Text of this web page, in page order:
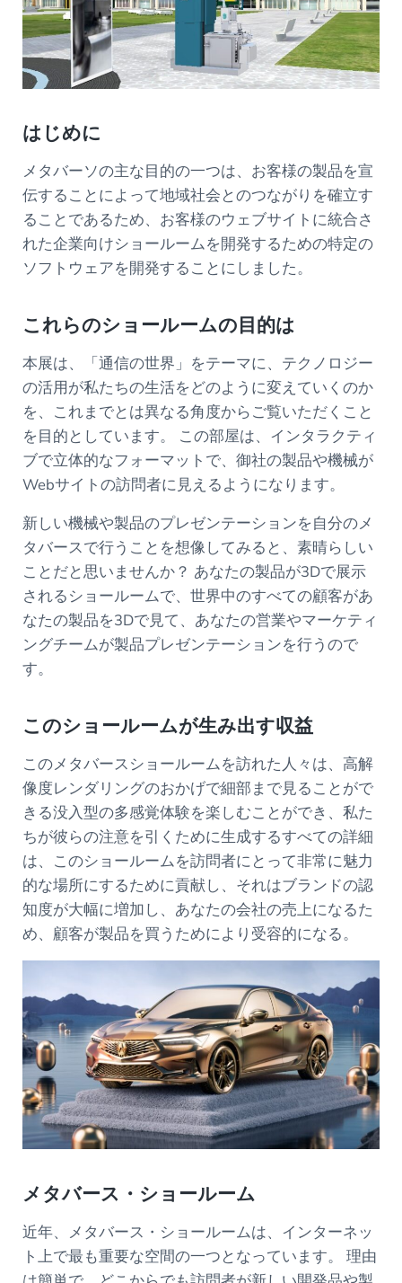
はじめに
メタバーソの主な目的の一つは、お客様の製品を宣
伝することによって地域社会とのつながりを確立す
ることであるため、お客様のウェブサイトに統合さ
れた企業向けショールームを開発するための特定の
ソフトウェアを開発することにしました。
これらのショールームの目的は
本展は、「通信の世界」をテーマに、テクノロジー
の活用が私たちの生活をどのように変えていくのか
を、これまでとは異なる角度からご覧いただくこと
を目的としています。 この部屋は、インタラクティ
ブで立体的なフォーマットで、御社の製品や機械が
Webサイトの訪問者に見えるようになります。
新しい機械や製品のプレゼンテーションを自分のメ
タバースで行うことを想像してみると、素晴らしい
ことだと思いませんか？ あなたの製品が3Dで展示
されるショールームで、世界中のすべての顧客があ
なたの製品を3Dで見て、あなたの営業やマーケティ
ングチームが製品プレゼンテーションを行うので
す。
このショールームが生み出す収益
このメタバースショールームを訪れた人々は、高解
像度レンダリングのおかげで細部まで見ることがで
きる没入型の多感覚体験を楽しむことができ、私た
ちが彼らの注意を引くために生成するすべての詳細
は、このショールームを訪問者にとって非常に魅力
的な場所にするために貢献し、それはブランドの認
知度が大幅に増加し、あなたの会社の売上になるた
め、顧客が製品を買うためにより受容的になる。
メタバース・ショールーム
近年、メタバース・ショールームは、インターネッ
ト上で最も重要な空間の一つとなっています。 理由